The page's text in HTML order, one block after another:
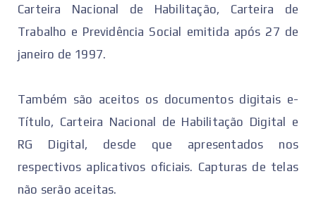
Carteira Nacional de Habilitação, Carteira de
Trabalho e Previdência Social emitida após 27 de
janeiro de 1997.
Também são aceitos os documentos digitais e-
Título, Carteira Nacional de Habilitação Digital e
RG Digital, desde que apresentados nos
respectivos aplicativos oficiais. Capturas de telas
não serão aceitas.